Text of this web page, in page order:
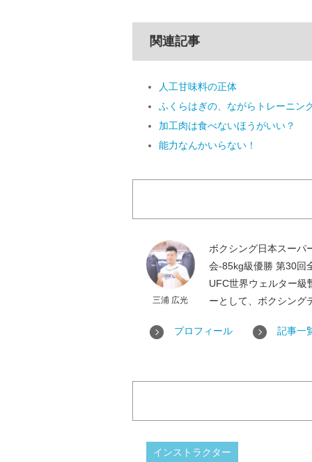
関連記事
人工甘味料の正体
ふくらはぎの、ながらトレーニン
加工肉は食べないほうがいい？
能力なんかいらない！
三浦 広光
ボクシング日本スーパ
会-85kg級優勝 第30回
UFC世界ウェルター級
ーとして、ボクシング
プロフィール 記事一
インストラクター